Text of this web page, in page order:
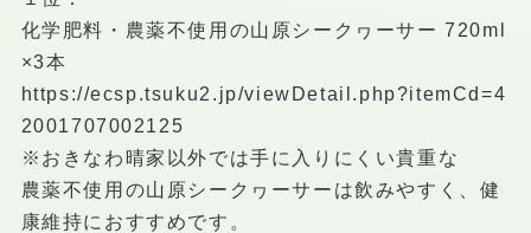
化学肥料・農薬不使用の山原シークヮーサー 720ml
×3本
https://ecsp.tsuku2.jp/viewDetail.php?itemCd=4
2001707002125
※おきなわ晴家以外では手に入りにくい貴重な
農薬不使用の山原シークヮーサーは飲みやすく、健
康維持におすすめです。